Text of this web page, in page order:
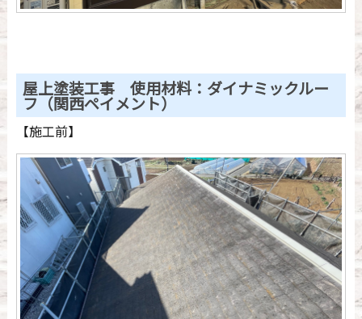
屋上塗装工事 使用材料：ダイナミックルー
フ（関西ペイメント）
【施工前】